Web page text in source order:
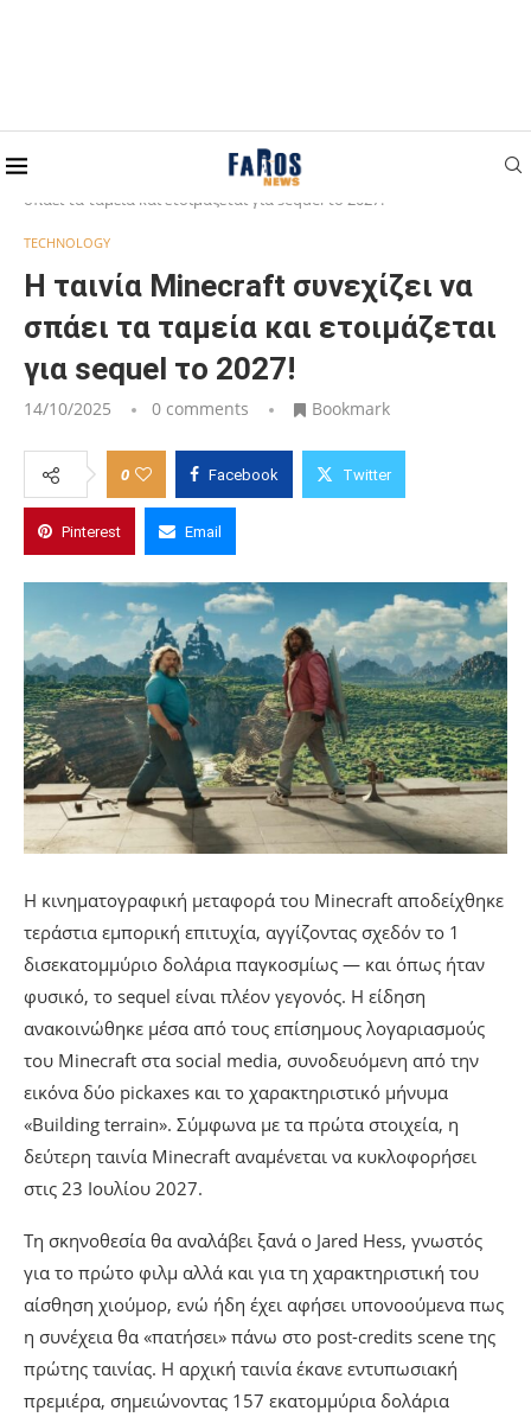
Home
Η ταινία Minecraft συνεχίζει να
σπάει τα ταμεία και ετοιμάζεται για sequel το 2027!
TECHNOLOGY
Η ταινία Minecraft συνεχίζει να
σπάει τα ταμεία και ετοιμάζεται
για sequel το 2027!
14/10/2025 0 comments Bookmark
0 Facebook Twitter
Pinterest Email
Η κινηματογραφική μεταφορά του Minecraft αποδείχθηκε
τεράστια εμπορική επιτυχία, αγγίζοντας σχεδόν το 1
δισεκατομμύριο δολάρια παγκοσμίως — και όπως ήταν
φυσικό, το sequel είναι πλέον γεγονός. Η είδηση
ανακοινώθηκε μέσα από τους επίσημους λογαριασμούς
του Minecraft στα social media, συνοδευόμενη από την
εικόνα δύο pickaxes και το χαρακτηριστικό μήνυμα
«Building terrain». Σύμφωνα με τα πρώτα στοιχεία, η
δεύτερη ταινία Minecraft αναμένεται να κυκλοφορήσει
στις 23 Ιουλίου 2027.
Τη σκηνοθεσία θα αναλάβει ξανά ο Jared Hess, γνωστός
για το πρώτο φιλμ αλλά και για τη χαρακτηριστική του
αίσθηση χιούμορ, ενώ ήδη έχει αφήσει υπονοούμενα πως
η συνέχεια θα «πατήσει» πάνω στο post-credits scene της
πρώτης ταινίας. Η αρχική ταινία έκανε εντυπωσιακή
πρεμιέρα, σημειώνοντας 157 εκατομμύρια δολάρια